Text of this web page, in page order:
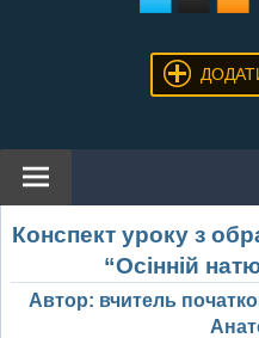
Конспект уроку з
“Осінній
Автор: вчитель